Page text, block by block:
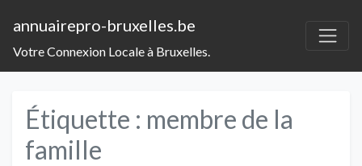
annuairepro-bruxelles.be
Votre Connexion Locale à Bruxelles.
Étiquette : membre de la
famille